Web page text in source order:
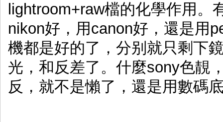
lightroom+raw檔的化學作用
nikon好，用canon好，還是用
機都是好的了，分别就只剩下
光，和反差了。什麼sony色靚
反，就不是懶了，還是用數碼